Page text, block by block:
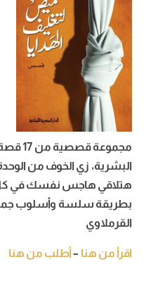
البشرية، زي الخوف من
هتلاقي هاجس نفسك في كل
بطريقة سلسة وأسلوب
القرملاوي
اقرأ من هنا –أطلب من هنا